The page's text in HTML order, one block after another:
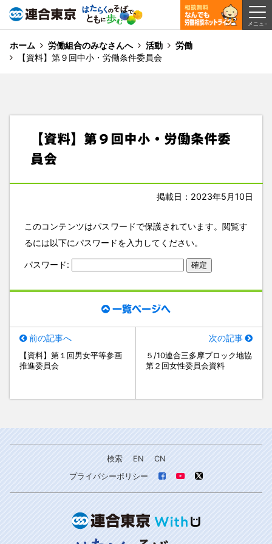
ホーム 労働組合のみなさんへ 活動
労働
【資料】第９回中小・労働条件委員会
【資料】第９回中小・労働条件委
員会
掲載日：2023年5月10日
このコンテンツはパスワードで保護されています。閲覧す
るには以下にパスワードを入力してください。
パスワード:
一覧ページへ
前の記事へ
【資料】第１回男女平等参画
推進委員会
次の記事
５/10連合三多摩ブロック地協
第２回女性委員会資料
検索 EN
CN
プライバシーポリシー